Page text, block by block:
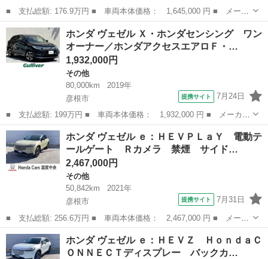
■ 支払総額: 176.9万円 ■ 車両本体価格： 1,645,000 円 ■ メーカ
ー名： ホンダ ■ 車種名： ヴェゼル ■ グレード名： ハイブリ
ッドＺ・ホンダセンシング ＥＴＣ バックカメラ オートクルーズ
コントロ...
滋賀 彦根市 その他
ホンダ ヴェゼル Ｘ・ホンダセンシング ワン
オーナー／ホンダアクセスエアロＦ・…
1,932,000円
その他
80,000km
2019年
彦根市
提携サイト 7月24日
■ 支払総額: 199万円 ■ 車両本体価格： 1,932,000 円 ■ メーカー
名： ホンダ ■ 車種名： ヴェゼル ■ グレード名： Ｘ・ホンダ
センシング ワンオーナー／ホンダアクセスエアロＦ・Ｓ・Ｒ／純正
ナビ／バッ...
滋賀 彦根市 その他
ホンダ ヴェゼル ｅ：ＨＥＶＰＬａＹ 電動テ
ールゲート Ｒカメラ 禁煙 サイド…
2,467,000円
その他
50,842km
2021年
彦根市
提携サイト 7月31日
■ 支払総額: 256.6万円 ■ 車両本体価格： 2,467,000 円 ■ メーカ
ー名： ホンダ ■ 車種名： ヴェゼル ■ グレード名： ｅ：ＨＥ
ＶＰＬａＹ 電動テールゲート Ｒカメラ 禁煙 サイドエアバッ
ク グラス...
滋賀 彦根市 その他
ホンダ ヴェゼル ｅ：ＨＥＶＺ ＨｏｎｄａＣ
ＯＮＮＥＣＴディスプレー バックカ…